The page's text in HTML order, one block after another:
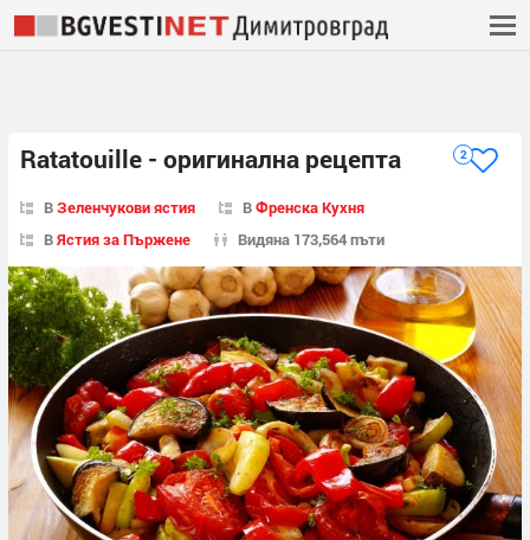
Ratatouille - оригинална рецепта 2
ВЗеленчукови ястия ВФренска Кухня
ВЯстия за Пържене Видяна 173,564 пъти